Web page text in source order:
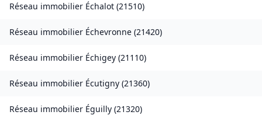
Réseau immobilier Échalot (21510)
Réseau immobilier Échevronne (21420)
Réseau immobilier Échigey (21110)
Réseau immobilier Écutigny (21360)
Réseau immobilier Éguilly (21320)